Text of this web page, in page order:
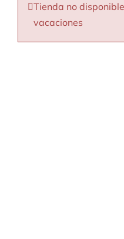
Tienda no
vacaciones